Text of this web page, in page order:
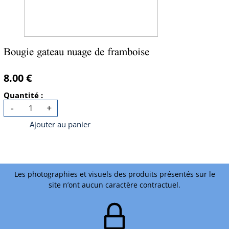
Bougie gateau nuage de framboise
8.00 €
Quantité :
- +
Ajouter au panier
Les photographies et visuels des produits présentés sur le
site n’ont aucun caractère contractuel.